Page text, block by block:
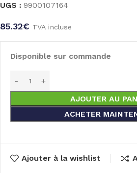
UGS : 9900107164
85.32€ TVA incluse
Disponible sur commande
AJOUTER AU
ACHETER
Ajouter à la wishlist